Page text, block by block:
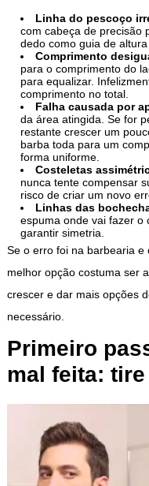
Linha do pescoço
com cabeça de precisão
dedo como guia de altura
Comprimento
para o comprimento do
para equalizar.
comprimento no total.
Falha causada por
da área atingida. Se for
restante crescer um
barba toda para um
forma uniforme.
Costeletas
nunca tente compensar
risco de criar um novo
Linhas das
espuma onde vai fazer o
garantir simetria.
Se o erro foi na barbearia e
melhor opção costuma ser
crescer e dar mais opções
necessário.
Primeiro
mal feita: